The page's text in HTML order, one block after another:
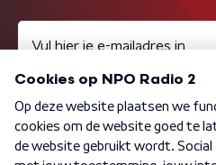
Algemene voorwaarden